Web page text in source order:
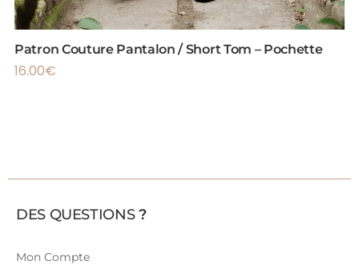
Patron Couture Pantalon / Short Tom – Pochette
16.00€
DES QUESTIONS?
Mon Compte